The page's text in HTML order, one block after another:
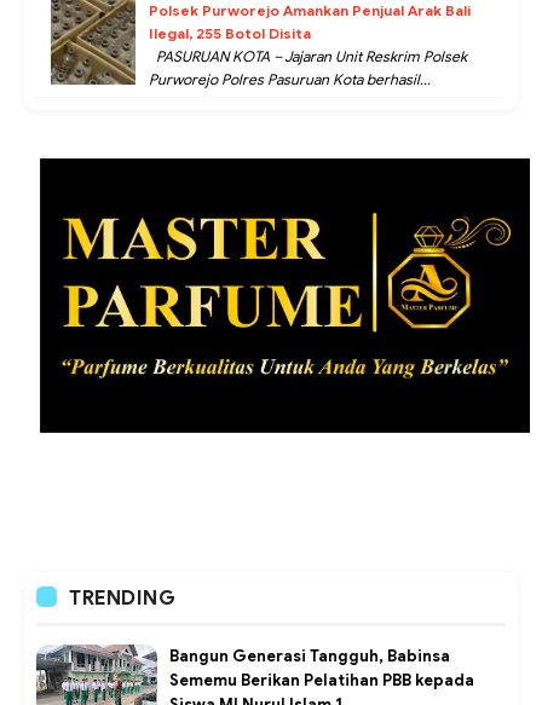
Polsek Purworejo Amankan Penjual Arak Bali
Ilegal, 255 Botol Disita
PASURUAN KOTA – Jajaran Unit Reskrim Polsek
Purworejo Polres Pasuruan Kota berhasil...
TRENDING
Bangun Generasi Tangguh, Babinsa
Sememu Berikan Pelatihan PBB kepada